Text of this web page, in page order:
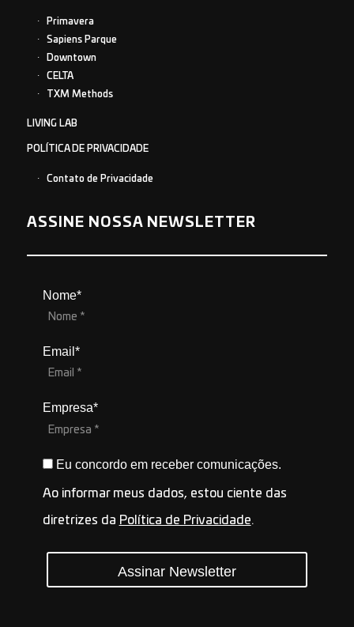
Primavera
Sapiens Parque
Downtown
CELTA
TXM Methods
LIVING LAB
POLÍTICA DE PRIVACIDADE
Contato de Privacidade
ASSINE NOSSA NEWSLETTER
Nome*
Email*
Empresa*
Eu concordo em receber comunicações.
Ao informar meus dados, estou ciente das
diretrizes da Política de Privacidade.
Assinar Newsletter